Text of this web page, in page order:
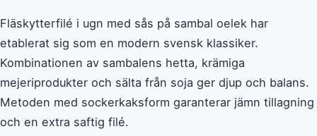
Fläskytterfilé i ugn med sås på sambal oelek har
etablerat sig som en modern svensk klassiker.
Kombinationen av sambalens hetta, krämiga
mejeriprodukter och sälta från soja ger djup och balans.
Metoden med sockerkaksform garanterar jämn tillagning
och en extra saftig filé.